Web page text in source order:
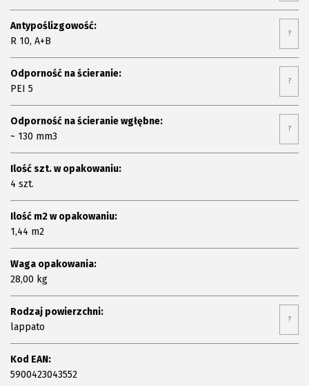
Antypoślizgowość:
R 10, A+B
?
Odporność na ścieranie:
PEI 5
?
Odporność na ścieranie wgłębne:
~ 130 mm3
?
Ilość szt. w opakowaniu:
4 szt.
Ilość m2 w opakowaniu:
1,44 m2
Waga opakowania:
28,00 kg
Rodzaj powierzchni:
lappato
?
Kod EAN:
5900423043552